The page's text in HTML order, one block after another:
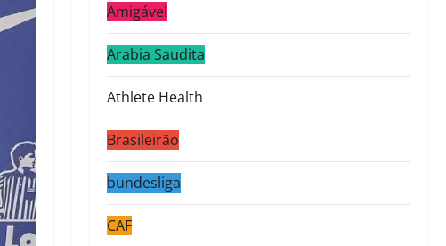
Amigável
Arabia Saudita
Athlete Health
Brasileirão
bundesliga
CAF